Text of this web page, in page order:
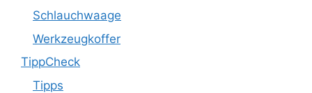
Schlauchwaage
Werkzeugkoffer
TippCheck
Tipps